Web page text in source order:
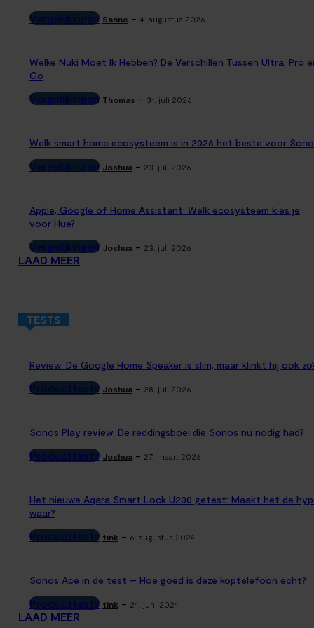
Vergelijkingen Sanne - 4. augustus 2026
Welke Nuki Moet Ik Hebben? De Verschillen Tussen Ultra, Pro
Go
Vergelijkingen Thomas - 31. juli 2026
Welk smart home ecosysteem is in 2026 het beste voor
Vergelijkingen Joshua - 23. juli 2026
Apple, Google of Home Assistant: Welk ecosysteem kies je
voor Hue?
Vergelijkingen Joshua - 23. juli 2026
LAAD MEER
TESTS
Review: De Google Home Speaker is slim, maar klinkt hij ook
Producttests Joshua - 28. juli 2026
Sonos Play review: De reddingsboei die Sonos nú nodig had?
Producttests Joshua - 27. maart 2026
Het nieuwe Aqara Smart Lock U200 getest: Maakt het de
waar?
Producttests tink - 6. augustus 2024
Sonos Ace in de test – Hoe goed is deze koptelefoon echt?
Producttests tink - 24. juni 2024
LAAD MEER